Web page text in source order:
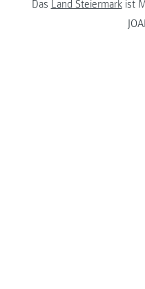
Das Land Steiermarkist